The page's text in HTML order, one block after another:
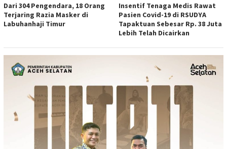
Dari 304 Pengendara, 18 Orang
Terjaring Razia Masker di
Labuhanhaji Timur
Insentif Tenaga Medis Rawat
Pasien Covid-19 di RSUDYA
Tapaktuan Sebesar Rp. 38 Juta
Lebih Telah Dicairkan